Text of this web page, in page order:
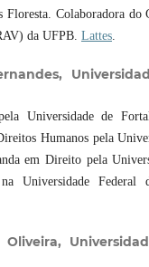
Floresta. Colaboradora do
da UFPB. Lattes.
Universidade de
Humanos pela
em Direito pela
Universidade Federal